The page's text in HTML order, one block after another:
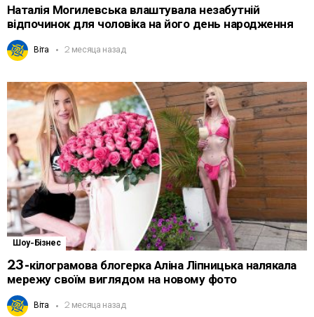
Наталія Могилевська влаштувала незабутній
відпочинок для чоловіка на його день народження
Віта 2 месяца назад
Шоу-Бізнес
23-кілограмова блогерка Аліна Ліпницька налякала
мережу своїм виглядом на новому фото
Віта 2 месяца назад